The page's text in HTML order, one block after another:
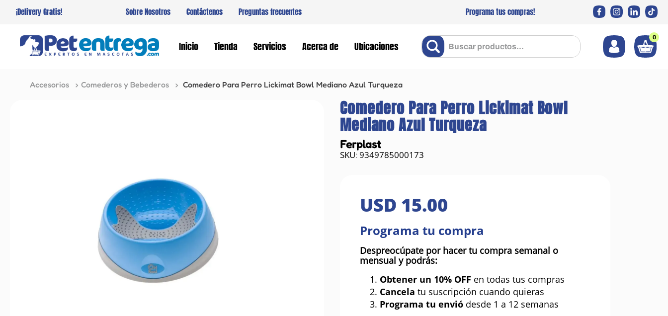
¡Delivery Gratis! Sobre Nosotros Contáctenos Preguntas frecuentes Programa tus compras!
Inicio Tienda Servicios Acerca de Ubicaciones
Buscar productos... 0
Accesorios Comederos y Bebederos Comedero Para Perro Lickimat Bowl Mediano Azul Turqueza
Comedero Para Perro Lickimat Bowl
Mediano Azul Turqueza
Ferplast
:9349785000173
USD 15.00
Programa tu compra
Despreocúpate por hacer tu compra semanal o
mensual y podrás:
1. Obtener un 10% OFF en todas tus compras
2. Cancela tu suscripción cuando quieras
3. Programa tu envió desde 1 a 12 semanas